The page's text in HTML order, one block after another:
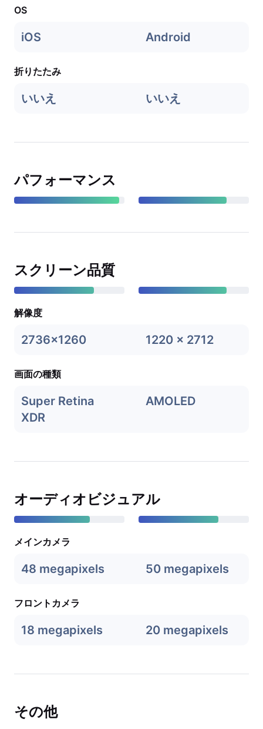
OS
iOS Android
折りたたみ
いいえ いいえ
パフォーマンス
スクリーン品質
解像度
2736x1260 1220 x 2712
画面の種類
Super Retina
XDR
AMOLED
オーディオビジュアル
メインカメラ
48 megapixels 50 megapixels
フロントカメラ
18 megapixels 20 megapixels
その他